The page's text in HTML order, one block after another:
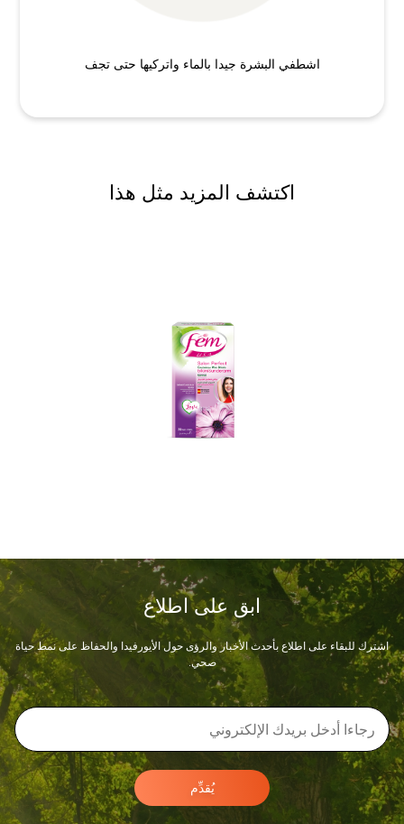
اشطفي البشرة جيدا بالماء واتركيها حتى تجف
اكتشف المزيد مثل هذا
ابق على اطلاع
اشترك للبقاء على اطلاع بأحدث الأخبار والرؤى حول الأيورفيدا والحفاظ على نمط حياة
صحي.
يُقدِّم